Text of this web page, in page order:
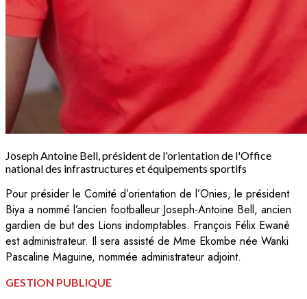
Joseph Antoine Bell, président de l'orientation de l'Office
national des infrastructures et équipements sportifs
Pour présider le Comité d’orientation de l’Onies, le président
Biya a nommé l’ancien footballeur Joseph-Antoine Bell, ancien
gardien de but des Lions indomptables. François Félix Ewanè
est administrateur. Il sera assisté de Mme Ekombe née Wanki
Pascaline Maguine, nommée administrateur adjoint.
GESTION PUBLIQUE